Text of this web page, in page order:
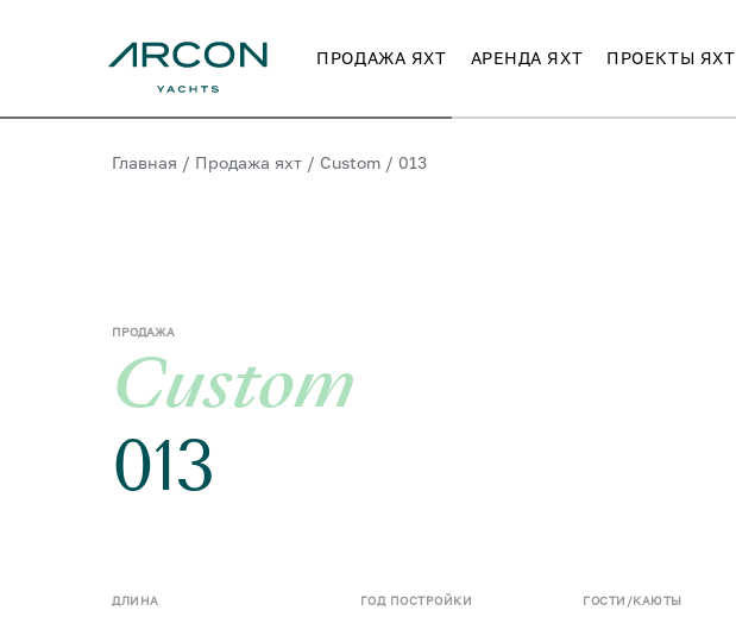
ПРОДАЖА ЯХТ АРЕНДА ЯХТ ПРОЕКТЫ ЯХТ
Главная / Продажа яхт / Custom / 013
ПРОДАЖА
Custom
013
ДЛИНА ГОД ПОСТРОЙКИ ГОСТИ/КАЮТЫ